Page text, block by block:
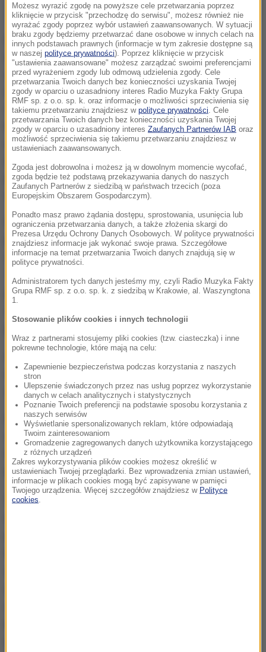
Gabinet sekretarza stanu ds. polityki azylowej i
imigracji Theo Franckena poinformował, że nakaz
opuszczenia Belgii był wobec niego wydany
dwukrotnie. Nie został jednak wykonany z braku
odpowiedniego dwustronnego porozumienia między
Belgią a Algierią. "Le Soir" pisze, że w grudniu
ubiegłego roku belgijska delegacja udała się do
Algieru, by rozmawiać o przełamaniu impasu ws.
przyjmowania wydalanych obywateli, ale nie doszło
wtedy do porozumienia.
Gabinet Theo Franckena odniósł się również do
pytań, dlaczego Algierczyk nie był zamknięty w
ośrodku dla nielegalnych imigrantów w Belgii.
Tłumaczy, że brakuje w nich miejsc, a władze w
pierwszej kolejności umieszczają tam osoby
Algierczyk był notowany za przestępstwa pospolite,
ale nie pozostawał w kręgu zainteresowań służb
specjalnych.
Do sobotniego ataku przyznało się Państwo
Islamskie. Śledztwo powierzono prokuraturze
federalnej w Brukseli, jest ono prowadzone pod
kątem "zabójstwa terrorystycznego".
Sprawca w sobotę po południu przyszedł przed
Możesz wyrazić zgodę na powyższe cele przetwarzania poprzez
kliknięcie w przycisk "przechodzę do serwisu", możesz również nie
wyrażać zgody poprzez wybór ustawień zaawansowanych. W sytuacji
braku zgody będziemy przetwarzać dane osobowe w innych celach na
innych podstawach prawnych (informacje w tym zakresie dostępne są
w naszej polityce prywatności). Poprzez kliknięcie w przycisk
"ustawienia zaawansowane" możesz zarządzać swoimi preferencjami
przed wyrażeniem zgody lub odmową udzielenia zgody. Cele
przetwarzania Twoich danych bez konieczności uzyskania Twojej
zgody w oparciu o uzasadniony interes Radio Muzyka Fakty Grupa
RMF sp. z o.o. sp. k. oraz informacje o możliwości sprzeciwienia się
takiemu przetwarzaniu znajdziesz w polityce prywatności . Cele
przetwarzania Twoich danych bez konieczności uzyskania Twojej
zgody w oparciu o uzasadniony interes Zaufanych Partnerów IAB oraz
możliwość sprzeciwienia się takiemu przetwarzaniu znajdziesz w
ustawieniach zaawansowanych.
Zgoda jest dobrowolna i możesz ją w dowolnym momencie wycofać,
zgoda będzie też podstawą przekazywania danych do naszych
Zaufanych Partnerów z siedzibą w państwach trzecich (poza
Europejskim Obszarem Gospodarczym).
Ponadto masz prawo żądania dostępu, sprostowania, usunięcia lub
ograniczenia przetwarzania danych, a także złożenia skargi do
Prezesa Urzędu Ochrony Danych Osobowych. W polityce prywatności
znajdziesz informacje jak wykonać swoje prawa. Szczegółowe
informacje na temat przetwarzania Twoich danych znajdują się w
polityce prywatności.
Administratorem tych danych jesteśmy my, czyli Radio Muzyka Fakty
Grupa RMF sp. z o.o. sp. k. z siedzibą w Krakowie, al. Waszyngtona
1.
Stosowanie plików cookies i innych technologii
Wraz z partnerami stosujemy pliki cookies (tzw. ciasteczka) i inne
pokrewne technologie, które mają na celu:
Zapewnienie bezpieczeństwa podczas korzystania z naszych
stron
Ulepszenie świadczonych przez nas usług poprzez wykorzystanie
danych w celach analitycznych i statystycznych
Poznanie Twoich preferencji na podstawie sposobu korzystania z
naszych serwisów
Wyświetlanie spersonalizowanych reklam, które odpowiadają
Twoim zainteresowaniom
Gromadzenie zagregowanych danych użytkownika korzystającego
z różnych urządzeń
Zakres wykorzystywania plików cookies możesz określić w
ustawieniach Twojej przeglądarki. Bez wprowadzenia zmian ustawień,
informacje w plikach cookies mogą być zapisywane w pamięci
Twojego urządzenia. Więcej szczegółów znajdziesz w Polityce
cookies